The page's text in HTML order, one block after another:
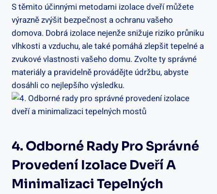
S těmito účinnými metodami izolace dveří můžete
výrazně zvýšit bezpečnost a ochranu vašeho
domova. Dobrá izolace nejenže snižuje riziko průniku
vlhkosti a vzduchu, ale také pomáhá zlepšit tepelné a
zvukové vlastnosti vašeho domu. Zvolte ty správné
materiály a pravidelně provádějte údržbu, abyste
dosáhli co nejlepšího výsledku.
4. Odborné Rady Pro Správné
Provedení Izolace Dveří A
Minimalizaci Tepelných